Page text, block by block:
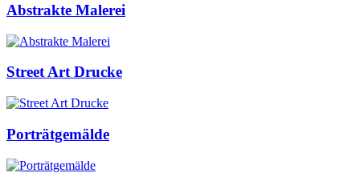
Abstrakte Malerei
Street Art Drucke
Porträtgemälde